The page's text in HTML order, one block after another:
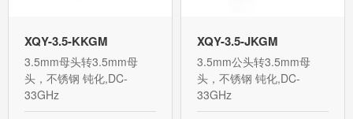
XQY-3.5-KKGM
3.5mm母头转3.5mm母
头，不锈钢 钝化,DC-
33GHz
XQY-3.5-JKGM
3.5mm公头转3.5mm母
头，不锈钢 钝化,DC-
33GHz